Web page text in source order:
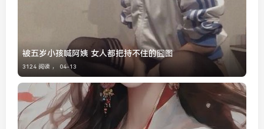
被五岁小孩喊阿姨 女人都把持不住的囧图
3124 阅读 ， 04-13